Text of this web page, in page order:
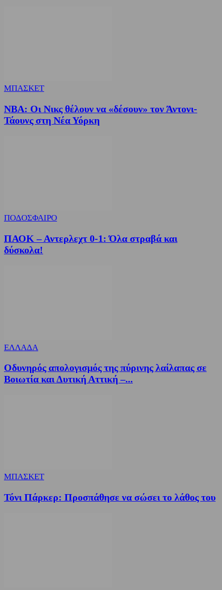
ΜΠΑΣΚΕΤ
NBA: Οι Νικς θέλουν να «δέσουν» τον Άντονι-
Τάουνς στη Νέα Υόρκη
ΠΟΔΟΣΦΑΙΡΟ
ΠΑΟΚ – Αντερλεχτ 0-1: Όλα στραβά και
δύσκολα!
ΕΛΛΑΔΑ
Οδυνηρός απολογισμός της πύρινης λαίλαπας σε
Βοιωτία και Δυτική Αττική –...
ΜΠΑΣΚΕΤ
Τόνι Πάρκερ: Προσπάθησε να σώσει το λάθος του